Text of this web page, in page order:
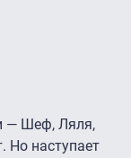
— Шеф, Ляля,
Но наступает